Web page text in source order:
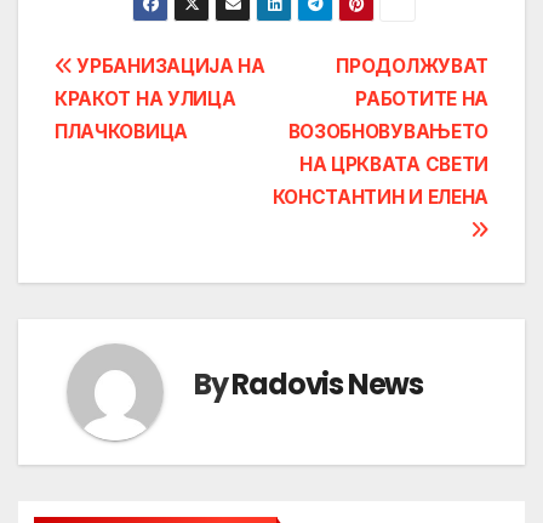
Post
navigation
ПРОДОЛЖУВАТ
РАБОТИТЕ НА
ВОЗОБНОВУВАЊЕТО
НА ЦРКВАТА СВЕТИ
КОНСТАНТИН И ЕЛЕНА
УРБАНИЗАЦИЈА НА
КРАКОТ НА УЛИЦА
ПЛАЧКОВИЦА
ByRadovis News